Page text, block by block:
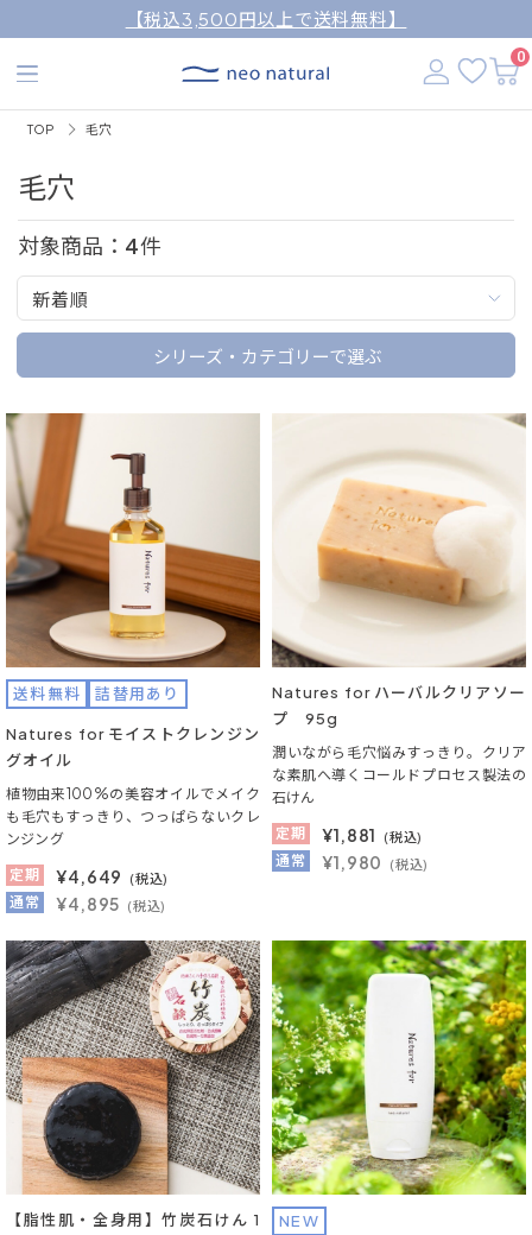
【税込3,500円以上で送料無料】
0
TOP 毛穴
毛穴
対象商品： 4件
新着順
シリーズ・カテゴリーで選ぶ
送料無料 詰替用あり
Natures for モイストクレンジン
グオイル
植物由来100%の美容オイルでメイク
も毛穴もすっきり、つっぱらないクレ
ンジング
定期
¥4,649 (税込)
通常 ¥4,895 (税込)
Natures for ハーバルクリアソー
プ 95g
潤いながら毛穴悩みすっきり。クリア
な素肌へ導くコールドプロセス製法の
石けん
定期
¥1,881 (税込)
通常 ¥1,980 (税込)
【脂性肌・全身用】竹炭石けん 1
NEW